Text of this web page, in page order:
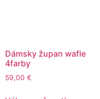
Dámsky župan wafle
4farby
59,00 €